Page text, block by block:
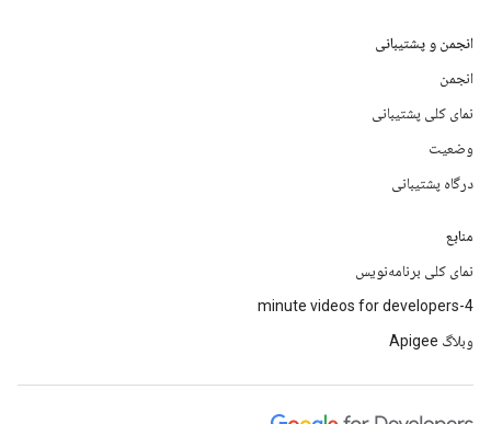
انجمن و پشتیبانی
انجمن
نمای کلی پشتیبانی
وضعیت
درگاه پشتیبانی
منابع
نمای کلی برنامه‌نویس
4-minute videos for developers
وبلاگ Apigee